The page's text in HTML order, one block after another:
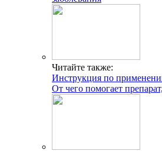
Читайте также:
Инструкция по
От чего помогает